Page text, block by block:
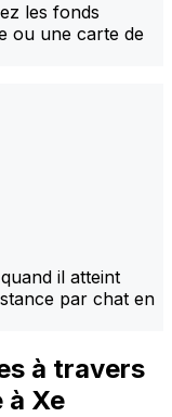
les fonds
ou une carte de
il atteint
par chat en
à travers
Xe